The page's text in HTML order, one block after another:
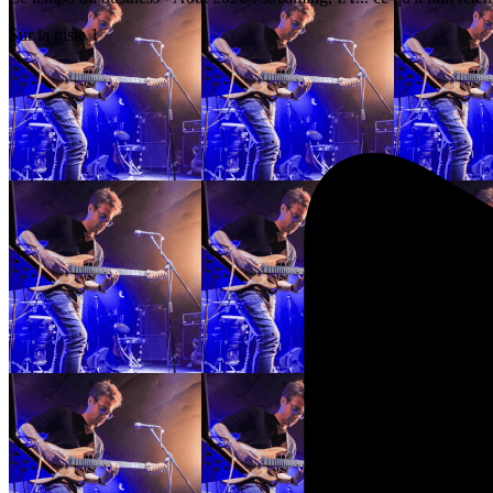
Sur la piste 1